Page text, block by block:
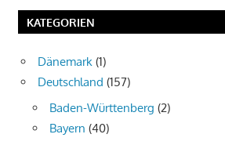
KATEGORIEN
Dänemark (1)
Deutschland (157)
Baden-Württenberg (2)
Bayern (40)